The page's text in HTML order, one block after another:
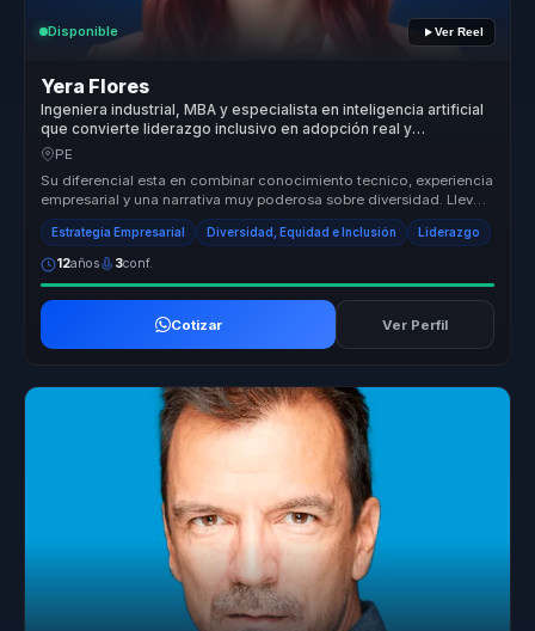
Disponible Ver Reel
Yera Flores
Ingeniera industrial, MBA y especialista en inteligencia artificial
que convierte liderazgo inclusivo en adopción real y
empleabilidad para empresas.
PE
Su diferencial esta en combinar conocimiento tecnico, experiencia
empresarial y una narrativa muy poderosa sobre diversidad. Lleva
la IA ...
Estrategia Empresarial Diversidad, Equidad e Inclusión Liderazgo
12años 3conf.
Cotizar Ver Perfil